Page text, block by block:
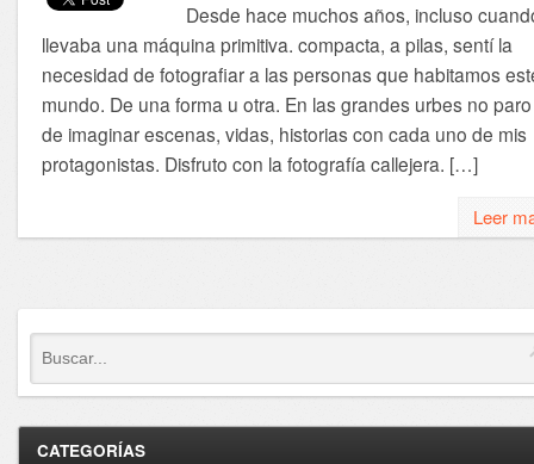
Desde hace muchos años, incluso
llevaba una máquina primitiva. compacta, a pilas, sentí la
necesidad de fotografiar a las personas que habitamos
mundo. De una forma u otra. En las grandes urbes no paro
de imaginar escenas, vidas, historias con cada uno de mis
protagonistas. Disfruto con la fotografía callejera. […]
Leer
CATEGORÍAS